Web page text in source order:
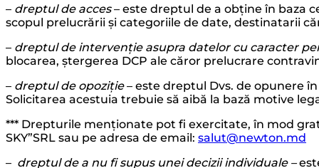
– dreptul de acces– este dreptul de a obține în baza
scopul prelucrării și categoriile de date, destinatarii
– dreptul de intervenție asupra datelor cu caracter
blocarea, ștergerea DCP ale căror prelucrare
– dreptul de opoziție– este dreptul Dvs. de opunere
Solicitarea acestuia trebuie să aibă la bază motive
*** Drepturile menționate pot fi exercitate, în mod
SKY”SRL sau pe adresa de email: salut@newton.md
– dreptul de a nu fi supus unei decizii individuale –